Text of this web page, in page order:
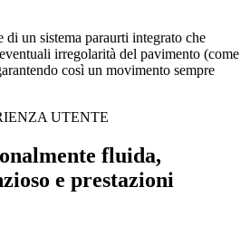
di un sistema paraurti integrato che
irregolarità del pavimento (come
così un movimento sempre
UTENTE
fluida,
e prestazioni